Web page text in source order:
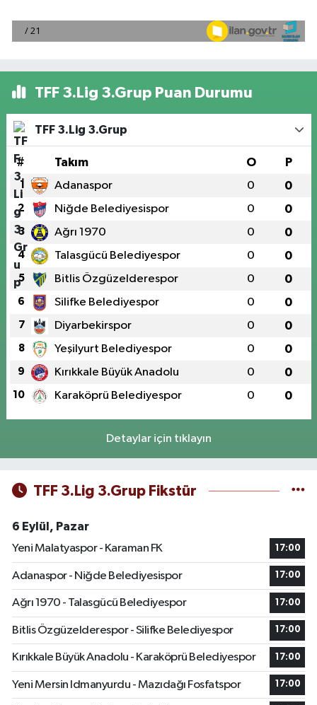
TFF 3.Lig 3.Grup Puan Durumu
TFF 3.Lig 3.Grup
# Takım O P
1 Adanaspor 0 0
2 Niğde Belediyesispor 0 0
3 Ağrı 1970 0 0
4 Talasgücü Belediyespor 0 0
5 Bitlis Özgüzelderespor 0 0
6 Silifke Belediyespor 0 0
7 Diyarbekirspor 0 0
8 Yeşilyurt Belediyespor 0 0
9 Kırıkkale Büyük Anadolu 0 0
10 Karaköprü Belediyespor 0 0
Detaylar için tıklayın
TFF 3.Lig 3.Grup Fikstür
6 Eylül, Pazar
Yeni Malatyaspor - Karaman FK
17:00
Adanaspor - Niğde Belediyesispor 17:00
Ağrı 1970 - Talasgücü Belediyespor 17:00
Bitlis Özgüzelderespor - Silifke Belediyespor 17:00
Kırıkkale Büyük Anadolu - Karaköprü Belediyespor 17:00
Yeni Mersin Idmanyurdu - Mazıdağı Fosfatspor 17:00